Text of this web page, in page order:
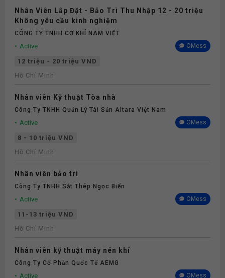
Nhân Viên Lắp Đặt - Bảo Trì Thu Nhập 12 - 20 triệu
Không yêu cầu kinh nghiệm
CÔNG TY TNHH CƠ KHÍ NAM VIỆT
Active OMess
12 triệu - 20 triệu VND
Hồ Chí Minh
Nhân viên Kỹ thuật Tòa nhà
Công Ty TNHH Quản Lý Tài Sản Altara Việt Nam
Active OMess
8 - 10 triệu VND
Hồ Chí Minh
Nhân viên bảo trì
Công Ty TNHH Sắt Thép Ngọc Biển
Active OMess
11-13 triệu VND
Hồ Chí Minh
Nhân viên kỹ thuật máy nén khí
Công Ty Cổ Phần Quốc Tế AEMG
Active OMess